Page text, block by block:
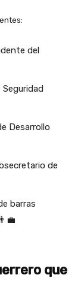
del
Desarrollo
de
barras
que